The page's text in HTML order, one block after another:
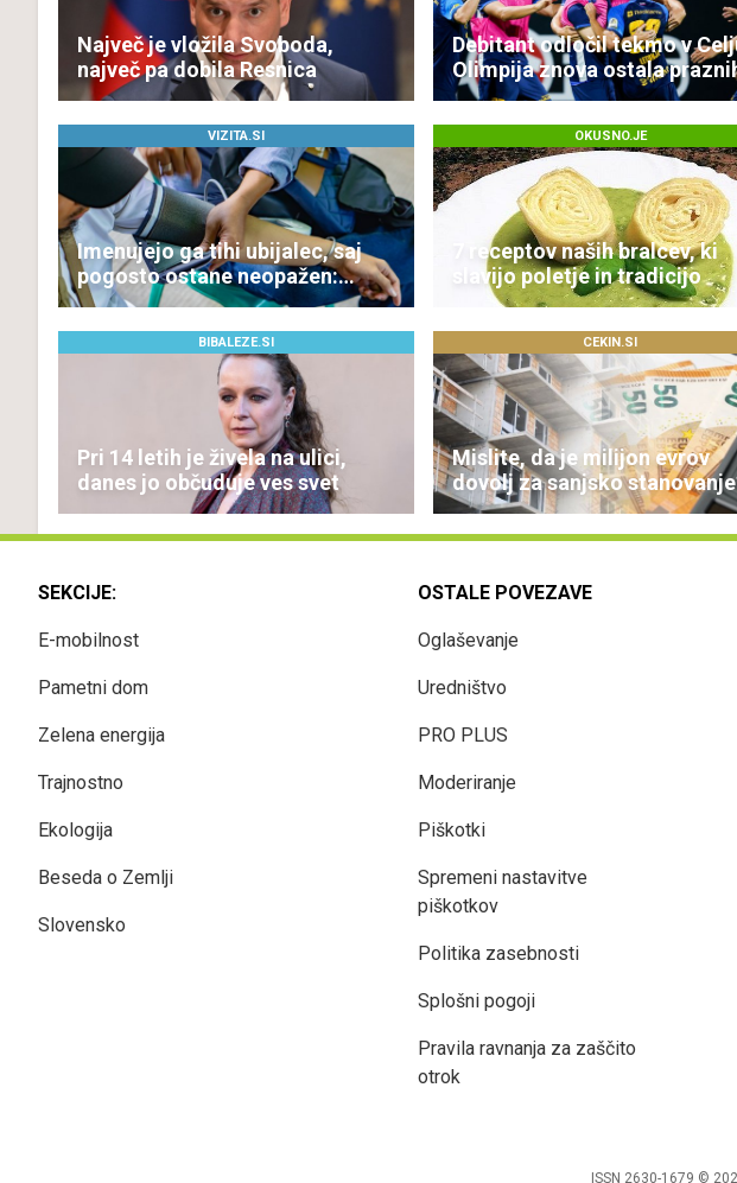
Največ je vložila Svoboda,
največ pa dobila Resnica
Debitant odločil tekmo v
Olimpija znova ostala
rok
VIZITA.SI
Imenujejo ga tihi ubijalec, saj
pogosto ostane neopažen:
nenavadni simptomi visokega
holesterola
OKUSNO.JE
7 receptov naših bralcev, ki
slavijo poletje in tradicijo
BIBALEZE.SI
Pri 14 letih je živela na ulici,
danes jo občuduje ves svet
CEKIN.SI
Mislite, da je milijon evrov
dovolj za sanjsko
Te številke so šokirale
SEKCIJE:
E-mobilnost
Pametni dom
Zelena energija
Trajnostno
Ekologija
Beseda o Zemlji
Slovensko
OSTALE POVEZAVE
Oglaševanje
Uredništvo
PRO PLUS
Moderiranje
Piškotki
Spremeni nastavitve
piškotkov
Politika zasebnosti
Splošni pogoji
Pravila ravnanja za zaščito
otrok
ISSN 2630-1679 ©